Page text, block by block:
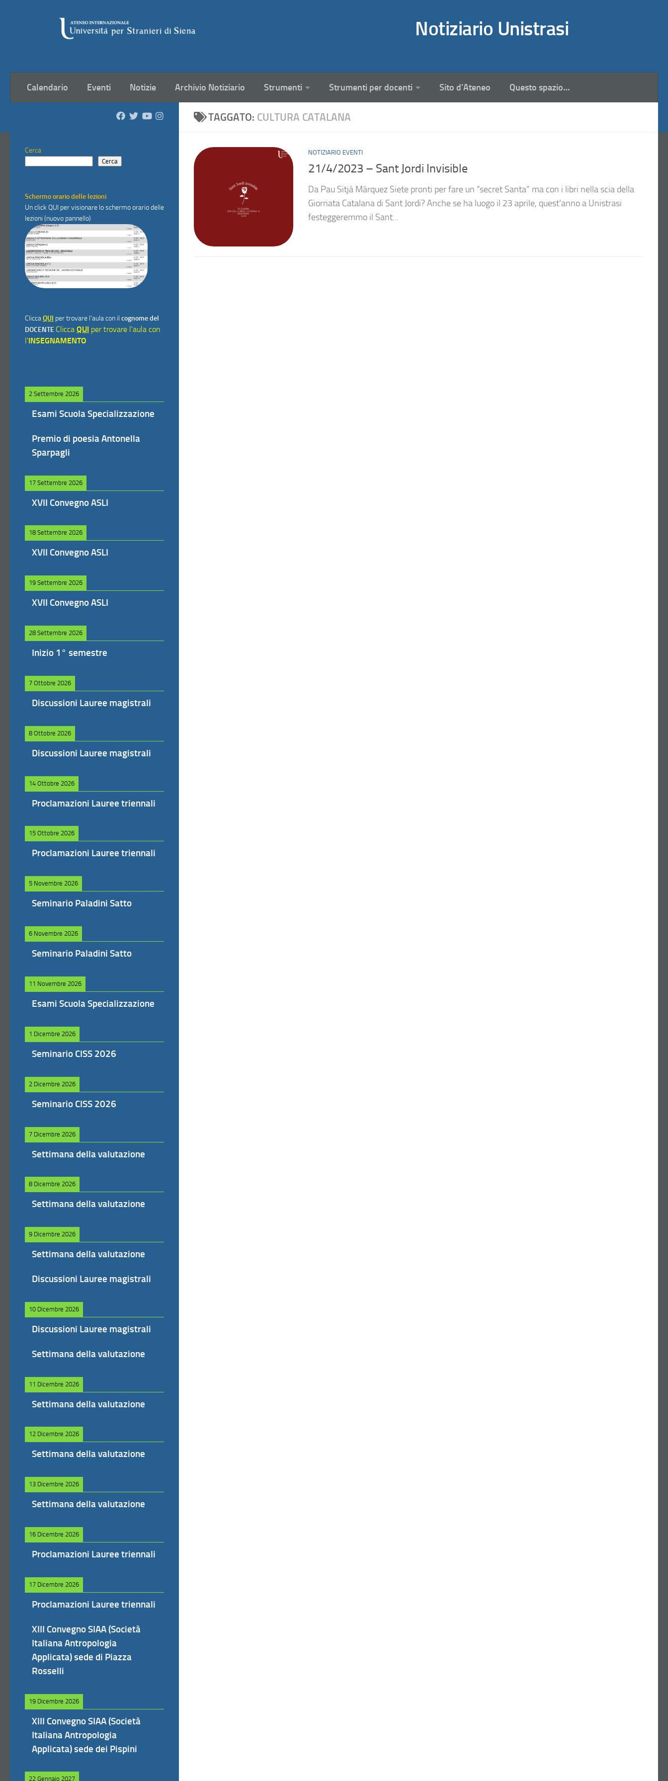
Notiziario Unistrasi
Calendario Eventi Notizie Archivio Notiziario Strumenti Strumenti per docenti Sito d’Ateneo Questo spazio…
TAGGATO: CULTURA CATALANA
NOTIZIARIO EVENTI
21/4/2023 – Sant Jordi Invisible
Da Pau Sitjà Márquez Siete pronti per fare un “secret Santa” ma con i libri nella scia della
Giornata Catalana di Sant Jordi? Anche se ha luogo il 23 aprile, quest’anno a Unistrasi
festeggeremmo il Sant...
Cerca
Cerca
Schermo orario delle lezioni
Un click QUI per visionare lo schermo orario delle
lezioni (nuovo pannello)
CliccaQUI per trovare l'aula con il cognome del
DOCENTE Clicca QUI per trovare l'aula con
l'INSEGNAMENTO
2 Settembre 2026
Esami Scuola Specializzazione
Premio di poesia Antonella
Sparpagli
17 Settembre 2026
XVII Convegno ASLI
18 Settembre 2026
XVII Convegno ASLI
19 Settembre 2026
XVII Convegno ASLI
28 Settembre 2026
Inizio 1° semestre
7 Ottobre 2026
Discussioni Lauree magistrali
8 Ottobre 2026
Discussioni Lauree magistrali
14 Ottobre 2026
Proclamazioni Lauree triennali
15 Ottobre 2026
Proclamazioni Lauree triennali
5 Novembre 2026
Seminario Paladini Satto
6 Novembre 2026
Seminario Paladini Satto
11 Novembre 2026
Esami Scuola Specializzazione
1 Dicembre 2026
Seminario CISS 2026
2 Dicembre 2026
Seminario CISS 2026
7 Dicembre 2026
Settimana della valutazione
8 Dicembre 2026
Settimana della valutazione
9 Dicembre 2026
Settimana della valutazione
Discussioni Lauree magistrali
10 Dicembre 2026
Discussioni Lauree magistrali
Settimana della valutazione
11 Dicembre 2026
Settimana della valutazione
12 Dicembre 2026
Settimana della valutazione
13 Dicembre 2026
Settimana della valutazione
16 Dicembre 2026
Proclamazioni Lauree triennali
17 Dicembre 2026
Proclamazioni Lauree triennali
XIII Convegno SIAA (Società
Italiana Antropologia
Applicata) sede di Piazza
Rosselli
19 Dicembre 2026
XIII Convegno SIAA (Società
Italiana Antropologia
Applicata) sede dei Pispini
22 Gennaio 2027